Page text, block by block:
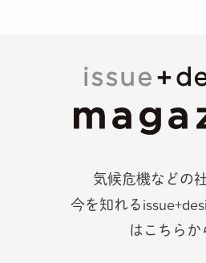
気候危機などの
今を知れる
はこちらか